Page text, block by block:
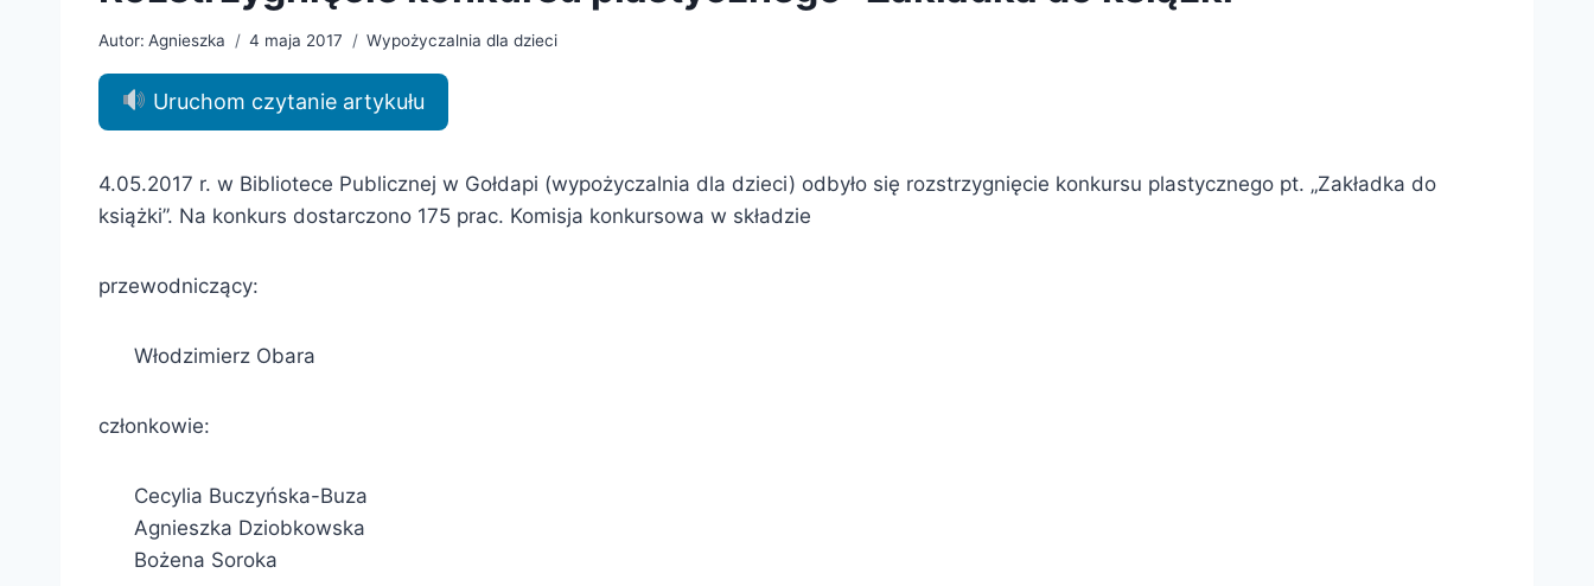
Autor: Agnieszka 4 maja 2017 Wypożyczalnia dla dzieci
Uruchom czytanie artykułu
4.05.2017 r. w Bibliotece Publicznej w Gołdapi (wypożyczalnia dla dzieci) odbyło się rozstrzygnięcie konkursu plastycznego pt. „Zakładka do
książki”. Na konkurs dostarczono 175 prac. Komisja konkursowa w składzie
przewodniczący:
Włodzimierz Obara
członkowie:
Cecylia Buczyńska-Buza
Agnieszka Dziobkowska
Bożena Soroka